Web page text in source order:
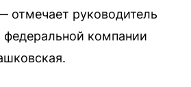
отмечает руководитель
федеральной компании